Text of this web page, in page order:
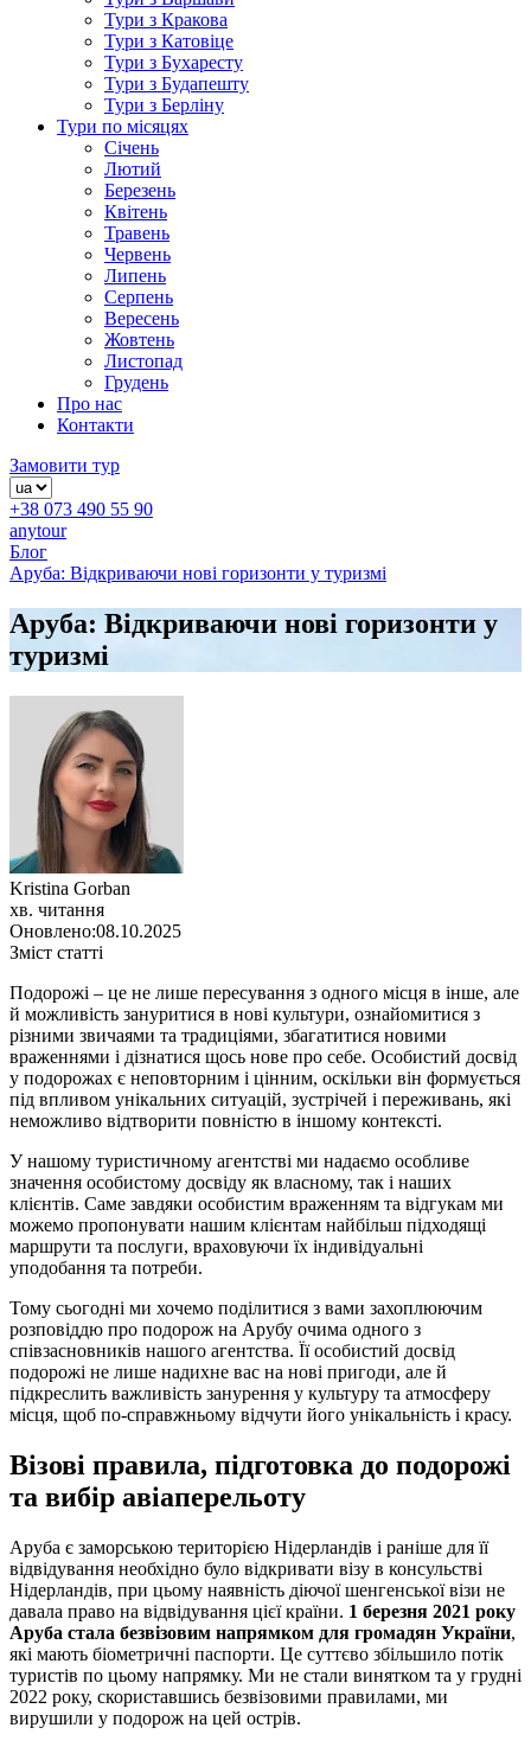
Тури з Кракова
Тури з Катовіце
Тури з Бухаресту
Тури з Будапешту
Тури з Берліну
Тури по місяцях
Січень
Лютий
Березень
Квітень
Травень
Червень
Липень
Серпень
Вересень
Жовтень
Листопад
Грудень
Про нас
Контакти
Замовити тур
+38 073 490 55 90
anytour
Блог
Аруба: Відкриваючи нові горизонти у туризмі
Аруба: Відкриваючи нові горизонти у
туризмі
Kristina Gorban
хв. читання
Оновлено:08.10.2025
Зміст статті
Подорожі – це не лише пересування з одного місця в інше, але
й можливість зануритися в нові культури, ознайомитися з
різними звичаями та традиціями, збагатитися новими
враженнями і дізнатися щось нове про себе. Особистий досвід
у подорожах є неповторним і цінним, оскільки він формується
під впливом унікальних ситуацій, зустрічей і переживань, які
неможливо відтворити повністю в іншому контексті.
У нашому туристичному агентстві ми надаємо особливе
значення особистому досвіду як власному, так і наших
клієнтів. Саме завдяки особистим враженням та відгукам ми
можемо пропонувати нашим клієнтам найбільш підходящі
маршрути та послуги, враховуючи їх індивідуальні
уподобання та потреби.
Тому сьогодні ми хочемо поділитися з вами захоплюючим
розповіддю про подорож на Арубу очима одного з
співзасновників нашого агентства. Її особистий досвід
подорожі не лише надихне вас на нові пригоди, але й
підкреслить важливість занурення у культуру та атмосферу
місця, щоб по-справжньому відчути його унікальність і красу.
Візові правила, підготовка до подорожі
та вибір авіаперельоту
Аруба є заморською територією Нідерландів і раніше для її
відвідування необхідно було відкривати візу в консульстві
Нідерландів, при цьому наявність діючої шенгенської візи не
давала право на відвідування цієї країни. 1 березня 2021 року
Аруба стала безвізовим напрямком для громадян України,
які мають біометричні паспорти. Це суттєво збільшило потік
туристів по цьому напрямку. Ми не стали винятком та у грудні
2022 року, скориставшись безвізовими правилами, ми
вирушили у подорож на цей острів.